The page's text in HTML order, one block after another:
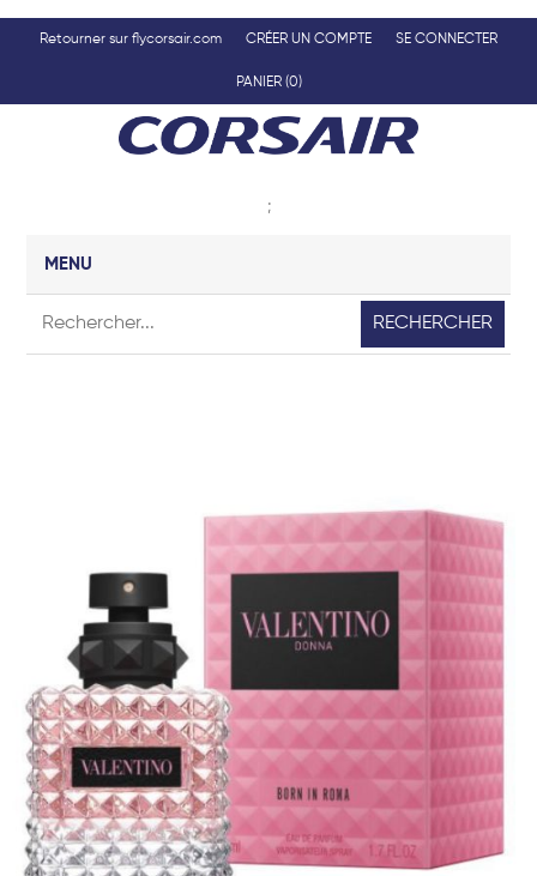
Retourner sur flycorsair.com CRÉER UN COMPTE SE CONNECTER
PANIER (0)
;
MENU
RECHERCHER